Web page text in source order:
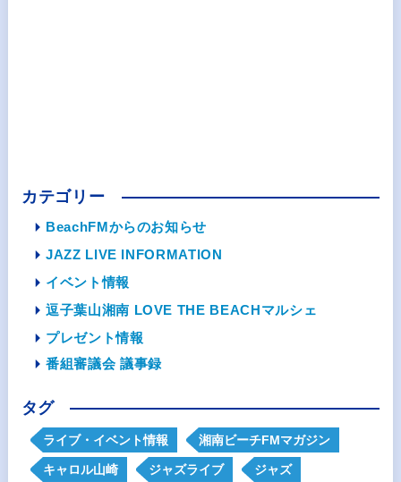
カテゴリー
BeachFMからのお知らせ
JAZZ LIVE INFORMATION
イベント情報
逗子葉山湘南 LOVE THE BEACHマルシェ
プレゼント情報
番組審議会 議事録
タグ
ライブ・イベント情報 湘南ビーチFMマガジン
キャロル山崎 ジャズライブ ジャズ